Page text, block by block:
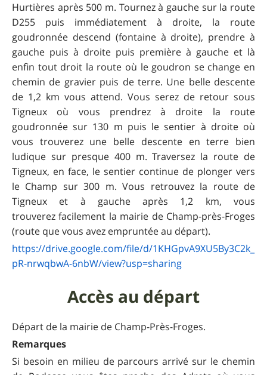
Hurtières après 500 m. Tournez à gauche sur la route
D255 puis immédiatement à droite, la route
goudronnée descend (fontaine à droite), prendre à
gauche puis à droite puis première à gauche et là
enfin tout droit la route où le goudron se change en
chemin de gravier puis de terre. Une belle descente
de 1,2 km vous attend. Vous serez de retour sous
Tigneux où vous prendrez à droite la route
goudronnée sur 130 m puis le sentier à droite où
vous trouverez une belle descente en terre bien
ludique sur presque 400 m. Traversez la route de
Tigneux, en face, le sentier continue de plonger vers
le Champ sur 300 m. Vous retrouvez la route de
Tigneux et à gauche après 1,2 km, vous
trouverez facilement la mairie de Champ-près-Froges
(route que vous avez empruntée au départ).
https://drive.google.com/file/d/1KHGpvA9XU5By3C2k_
pR-nrwqbwA-6nbW/view?usp=sharing
Accès au départ
Départ de la mairie de Champ-Près-Froges.
Remarques
Si besoin en milieu de parcours arrivé sur le chemin